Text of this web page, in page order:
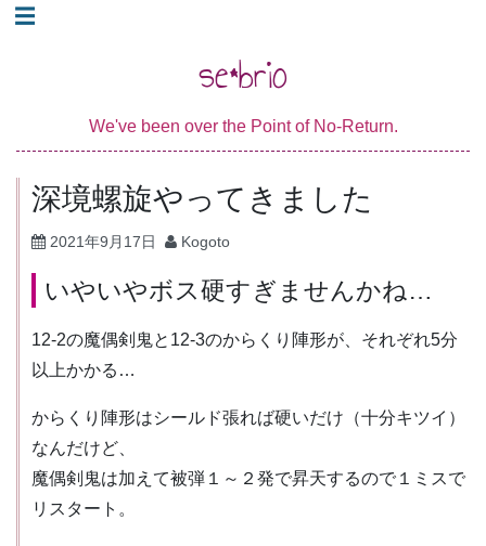
コ☰
se*brio
We've been over the Point of No-Return.
深境螺旋やってきました
2021年9月17日 Kogoto
いやいやボス硬すぎませんかね…
12-2の魔偶剣鬼と12-3のからくり陣形が、それぞれ5分
以上かかる…
からくり陣形はシールド張れば硬いだけ（十分キツイ）
なんだけど、
魔偶剣鬼は加えて被弾１～２発で昇天するので１ミスで
リスタート。